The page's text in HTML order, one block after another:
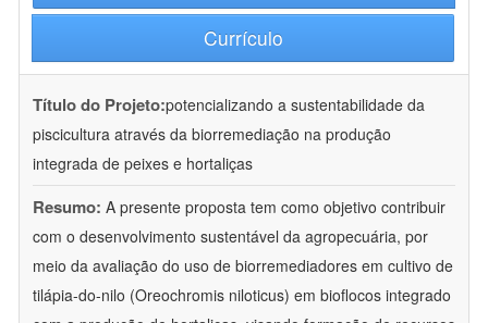
Currículo
Título do Projeto:potencializando a sustentabilidade da
piscicultura através da biorremediação na produção
integrada de peixes e hortaliças
Resumo: A presente proposta tem como objetivo contribuir
com o desenvolvimento sustentável da agropecuária, por
meio da avaliação do uso de biorremediadores em cultivo de
tilápia-do-nilo (Oreochromis niloticus) em bioflocos integrado